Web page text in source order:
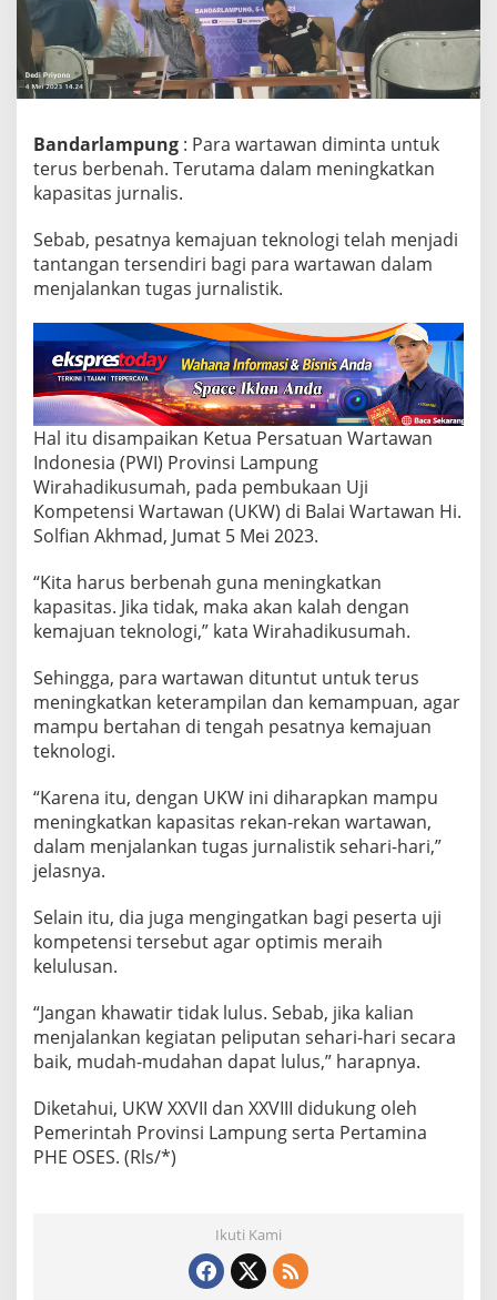
i
n
a
W
r
a
n
T
e
r
s
B
e
r
b
e
n
h
Bandarlampung : Para wartawan diminta untuk
terus berbenah. Terutama dalam meningkatkan
kapasitas jurnalis.
Sebab, pesatnya kemajuan teknologi telah menjadi
tantangan tersendiri bagi para wartawan dalam
menjalankan tugas jurnalistik.
Hal itu disampaikan Ketua Persatuan Wartawan
Indonesia (PWI) Provinsi Lampung
Wirahadikusumah, pada pembukaan Uji
Kompetensi Wartawan (UKW) di Balai Wartawan Hi.
Solfian Akhmad, Jumat 5 Mei 2023.
“Kita harus berbenah guna meningkatkan
kapasitas. Jika tidak, maka akan kalah dengan
kemajuan teknologi,” kata Wirahadikusumah.
Sehingga, para wartawan dituntut untuk terus
meningkatkan keterampilan dan kemampuan, agar
mampu bertahan di tengah pesatnya kemajuan
teknologi.
“Karena itu, dengan UKW ini diharapkan mampu
meningkatkan kapasitas rekan-rekan wartawan,
dalam menjalankan tugas jurnalistik sehari-hari,”
jelasnya.
Selain itu, dia juga mengingatkan bagi peserta uji
kompetensi tersebut agar optimis meraih
kelulusan.
“Jangan khawatir tidak lulus. Sebab, jika kalian
menjalankan kegiatan peliputan sehari-hari secara
baik, mudah-mudahan dapat lulus,” harapnya.
Diketahui, UKW XXVII dan XXVIII didukung oleh
Pemerintah Provinsi Lampung serta Pertamina
PHE OSES. (Rls/*)
Ikuti Kami